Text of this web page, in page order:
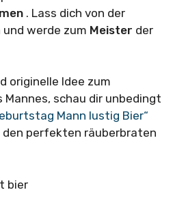
. Lass dich von der
und werde zum Meister der
originelle Idee zum
schau dir unbedingt
Mann lustig Bier“
perfekten räuberbraten